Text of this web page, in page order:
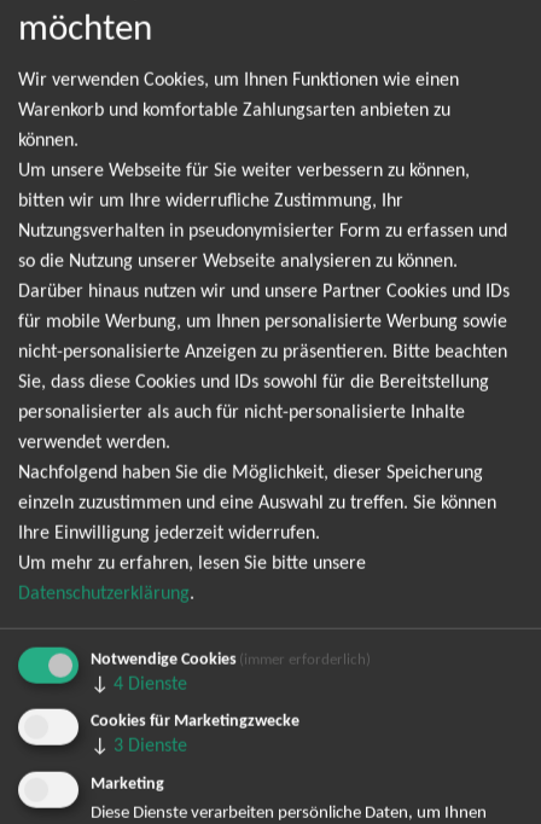
Lennestadt
charismatische Entertainer, kommt in deine Stadt und
verspricht ein Konzerterlebnis, das du nicht verpassen solltest.
Mit seinen gefühlvollen Texten, mitreißenden Melodien und
bereits die Herzen von Millionen Fans erobert. Das Konzert
verspricht eine einzigartige Mischung aus Hits von seinem
Erfolgsalbum "Der Junge, der rennt" sowie neuen Songs, die
unter die Haut gehen. Von tiefgründigen Balladen bis zu
musikalische Bandbreite, die jeden Geschmack anspricht. Sei
Atmosphäre mit seiner einzigartigen Stimme füllt. Erlebe Hits
Farbe. Dieses Konzert wird garantiert ein Highlight deines
Abend voller Emotionen, Energie und guter Musik.
Glück auf den Straßen Open Airs 2026
möchten
Wir verwenden Cookies, um Ihnen Funktionen wie einen
Warenkorb und komfortable Zahlungsarten anbieten zu
können.
Um unsere Webseite für Sie weiter verbessern zu können,
bitten wir um Ihre widerrufliche Zustimmung, Ihr
Nutzungsverhalten in pseudonymisierter Form zu erfassen und
so die Nutzung unserer Webseite analysieren zu können.
Darüber hinaus nutzen wir und unsere Partner Cookies und IDs
für mobile Werbung, um Ihnen personalisierte Werbung sowie
nicht-personalisierte Anzeigen zu präsentieren. Bitte beachten
Sie, dass diese Cookies und IDs sowohl für die Bereitstellung
personalisierter als auch für nicht-personalisierte Inhalte
verwendet werden.
Nachfolgend haben Sie die Möglichkeit, dieser Speicherung
einzeln zuzustimmen und eine Auswahl zu treffen. Sie können
Ihre Einwilligung jederzeit widerrufen.
Um mehr zu erfahren, lesen Sie bitte unsere
Datenschutzerklärung.
Notwendige Cookies (immer erforderlich)
↓ 4 Dienste
Cookies für Marketingzwecke
↓ 3 Dienste
Marketing
Diese Dienste verarbeiten persönliche Daten, um Ihnen